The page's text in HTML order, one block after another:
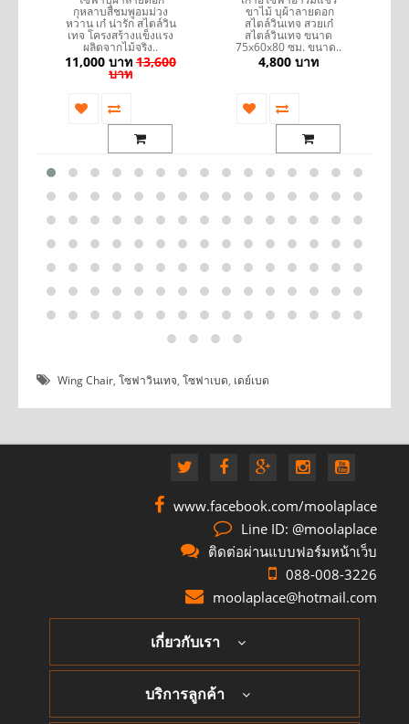
กุหลาบสีชมพูอมม่วง
หวาน เก๋ น่ารัก สไตล์วิน
เทจ โครงสร้างแข็งแรง
ผลิตจากไม้จริง..
11,000 บาท 13,600
บาท
ขาไม้ บุผ้าลายดอก
สไตล์วินเทจ สวยเก๋
สไตล์วินเทจ ขนาด
75x60x80 ซม. ขนาด..
4,800 บาท
Wing Chair, โซฟาวินเทจ, โซฟาเบด, เดย์เบด
www.facebook.com/moolaplace
Line ID: @moolaplace
ติดต่อผ่านแบบฟอร์มหน้าเว็บ
088-008-3226
moolaplace@hotmail.com
เกี่ยวกับเรา
บริการลูกค้า